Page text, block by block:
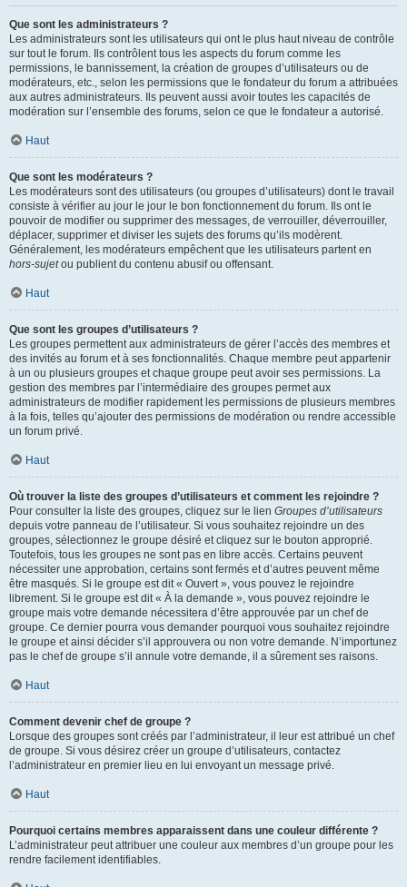
Que sont les administrateurs ?
Les administrateurs sont les utilisateurs qui ont le plus haut niveau de contrôle
sur tout le forum. Ils contrôlent tous les aspects du forum comme les
permissions, le bannissement, la création de groupes d’utilisateurs ou de
modérateurs, etc., selon les permissions que le fondateur du forum a attribuées
aux autres administrateurs. Ils peuvent aussi avoir toutes les capacités de
modération sur l’ensemble des forums, selon ce que le fondateur a autorisé.
Haut
Que sont les modérateurs ?
Les modérateurs sont des utilisateurs (ou groupes d’utilisateurs) dont le travail
consiste à vérifier au jour le jour le bon fonctionnement du forum. Ils ont le
pouvoir de modifier ou supprimer des messages, de verrouiller, déverrouiller,
déplacer, supprimer et diviser les sujets des forums qu’ils modèrent.
Généralement, les modérateurs empêchent que les utilisateurs partent en
hors-sujetou publient du contenu abusif ou offensant.
Haut
Que sont les groupes d’utilisateurs ?
Les groupes permettent aux administrateurs de gérer l’accès des membres et
des invités au forum et à ses fonctionnalités. Chaque membre peut appartenir
à un ou plusieurs groupes et chaque groupe peut avoir ses permissions. La
gestion des membres par l’intermédiaire des groupes permet aux
administrateurs de modifier rapidement les permissions de plusieurs membres
à la fois, telles qu’ajouter des permissions de modération ou rendre accessible
un forum privé.
Haut
Où trouver la liste des groupes d’utilisateurs et comment les rejoindre ?
Pour consulter la liste des groupes, cliquez sur le lien Groupes d’utilisateurs
depuis votre panneau de l’utilisateur. Si vous souhaitez rejoindre un des
groupes, sélectionnez le groupe désiré et cliquez sur le bouton approprié.
Toutefois, tous les groupes ne sont pas en libre accès. Certains peuvent
nécessiter une approbation, certains sont fermés et d’autres peuvent même
être masqués. Si le groupe est dit « Ouvert », vous pouvez le rejoindre
librement. Si le groupe est dit « À la demande », vous pouvez rejoindre le
groupe mais votre demande nécessitera d’être approuvée par un chef de
groupe. Ce dernier pourra vous demander pourquoi vous souhaitez rejoindre
le groupe et ainsi décider s’il approuvera ou non votre demande. N’importunez
pas le chef de groupe s’il annule votre demande, il a sûrement ses raisons.
Haut
Comment devenir chef de groupe ?
Lorsque des groupes sont créés par l’administrateur, il leur est attribué un chef
de groupe. Si vous désirez créer un groupe d’utilisateurs, contactez
l’administrateur en premier lieu en lui envoyant un message privé.
Haut
Pourquoi certains membres apparaissent dans une couleur différente ?
L’administrateur peut attribuer une couleur aux membres d’un groupe pour les
rendre facilement identifiables.